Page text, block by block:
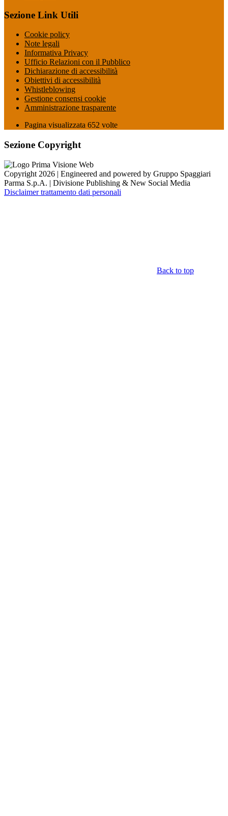
Sezione Link Utili
Cookie policy
Note legali
Informativa Privacy
Ufficio Relazioni con il Pubblico
Dichiarazione di accessibilità
Obiettivi di accessibilità
Whistleblowing
Gestione consensi cookie
Amministrazione trasparente
Pagina visualizzata 652 volte
Sezione Copyright
Copyright 2026 | Engineered and powered by Gruppo Spaggiari
Parma S.p.A. | Divisione Publishing & New Social Media
Disclaimer trattamento dati personali
Back to top